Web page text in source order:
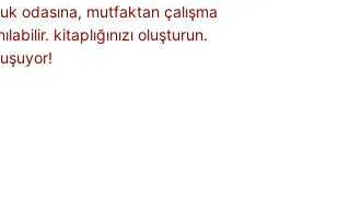
odasına, mutfaktan çalışma
kitaplığınızı oluşturun.